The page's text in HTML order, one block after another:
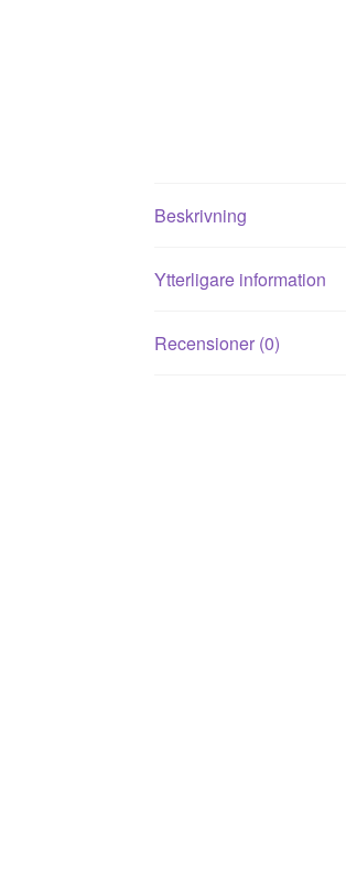
Beskrivning
Ytterligare information
Recensioner (0)